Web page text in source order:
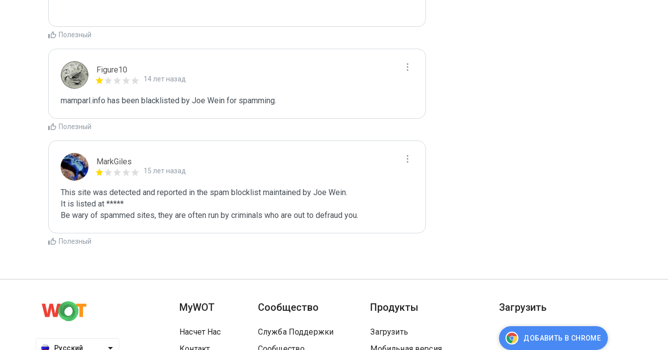
Полезный
Figure10
14 лет назад
mamparl.info has been blacklisted by Joe Wein for spamming.
Полезный
MarkGiles
15 лет назад
This site was detected and reported in the spam blocklist maintained by Joe Wein.
It is listed at *****
Be wary of spammed sites, they are often run by criminals who are out to defraud you.
Полезный
Русский
MyWOT
Насчет Нас
Сообщество
Служба Поддержки
Продукты
Загрузить
Загрузить
ДОБАВИТЬ В CHROME